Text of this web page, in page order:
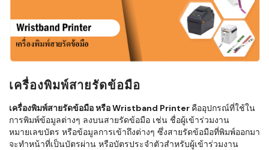
เครื่องพิมพ์สายรัดข้อมือ
เครื่องพิมพ์สายรัดข้อมือ หรือ Wristband Printer คืออุปกรณ์ที่ใช้ใน
การพิมพ์ข้อมูลต่างๆ ลงบนสายรัดข้อมือ เช่น ชื่อผู้เข้าร่วมงาน
หมายเลขบัตร หรือข้อมูลการเข้าถึงต่างๆ ซึ่งสายรัดข้อมือที่พิมพ์ออกมา
จะทำหน้าที่เป็นบัตรผ่าน หรือบัตรประจำตัวสำหรับผู้เข้าร่วมงาน